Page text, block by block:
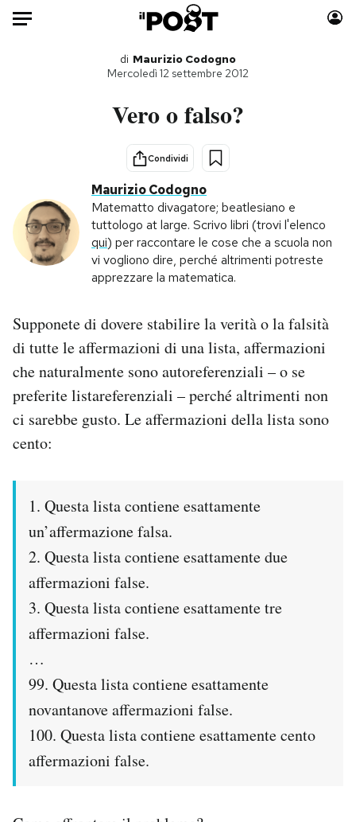
Auto
Tecnologia
Internet
Scienza
Sport
Libri
Storie/Idee
Ok Boomer!
Media
Europa
Mondiali calcio 2026
PODCAST
NEWSLETTER
Area Personale
Newsletter
Regala il Post
Hai bisogno di aiuto?
di Maurizio Codogno
Mercoledì 12 settembre 2012
Vero o falso?
Condividi
Maurizio Codogno
Matematto divagatore; beatlesiano e
tuttologo at large. Scrivo libri (trovi l'elenco
qui) per raccontare le cose che a scuola non
vi vogliono dire, perché altrimenti potreste
apprezzare la matematica.
Supponete di dovere stabilire la verità o la falsità
di tutte le affermazioni di una lista, affermazioni
che naturalmente sono autoreferenziali – o se
preferite listareferenziali – perché altrimenti non
ci sarebbe gusto. Le affermazioni della lista sono
cento:
1. Questa lista contiene esattamente
un’affermazione falsa.
2. Questa lista contiene esattamente due
affermazioni false.
3. Questa lista contiene esattamente tre
affermazioni false.
…
99. Questa lista contiene esattamente
novantanove affermazioni false.
100. Questa lista contiene esattamente cento
affermazioni false.